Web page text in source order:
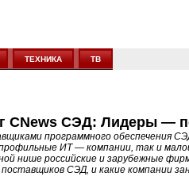
новых условиях
ТЕХНИКА ТВ
CNews СЭД: Лидеры —
программного обеспечения
ИТ — компании, так и
нише российские и зарубежные
СЭД, и какие компании